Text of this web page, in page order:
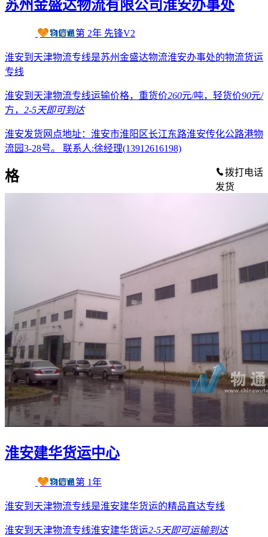
苏州金盛达物流有限公司淮安办事处
第 2年 先锋V2
淮安到天津物流专线是苏州金盛达物流淮安办事处的物流货运
专线
淮安到天津物流专线运输价格，重货价260元/吨，轻货价90元/
方， 2-5天即可到达
淮安发货网点地址：淮安市淮阳区长江东路淮安传化公路港物
流园3-28号。 联系人:徐经理(13912616198)
拨打电话
发货
淮安建华货运中心
第 1年
淮安到天津物流专线是淮安建华货运的精品直达专线
淮安到天津物流专线淮安建华货运2-5天即可运输到达
格